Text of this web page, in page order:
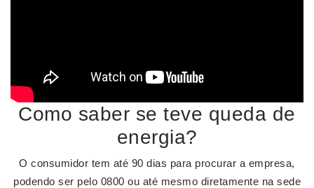
Como saber se teve queda de
energia?
O consumidor tem até 90 dias para procurar a empresa,
podendo ser pelo 0800 ou até mesmo diretamente na sede